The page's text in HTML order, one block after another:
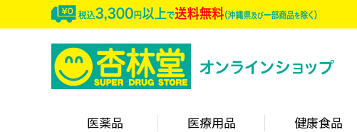
医薬品 医療用品 健康食品